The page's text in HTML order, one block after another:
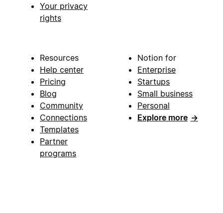
Your privacy
rights
Resources
Help center
Pricing
Blog
Community
Connections
Templates
Partner
programs
Notion for
Enterprise
Startups
Small business
Personal
Explore more →